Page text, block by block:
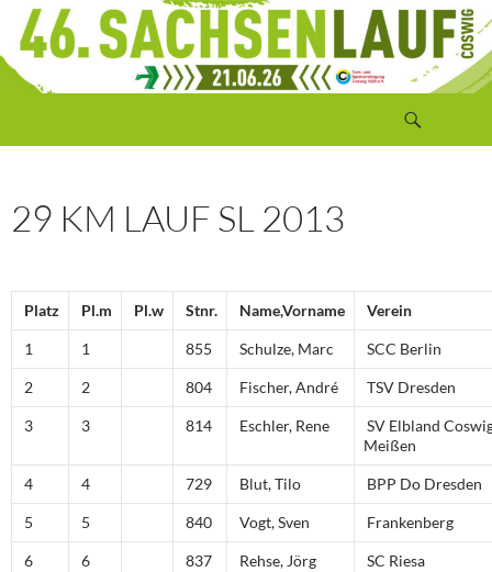
Zum
Inhalt
springen
29 KM LAUF SL 2013
Platz Pl.m Pl.w Stnr. Name,Vorname Verein
1 1 855 Schulze, Marc SCC Berlin
2 2 804 Fischer, André TSV Dresden
3 3 814 Eschler, Rene
SV Elbland
Meißen
4 4 729 Blut, Tilo BPP Do Dresden
5 5 840 Vogt, Sven Frankenberg
6 6 837 Rehse, Jörg SC Riesa